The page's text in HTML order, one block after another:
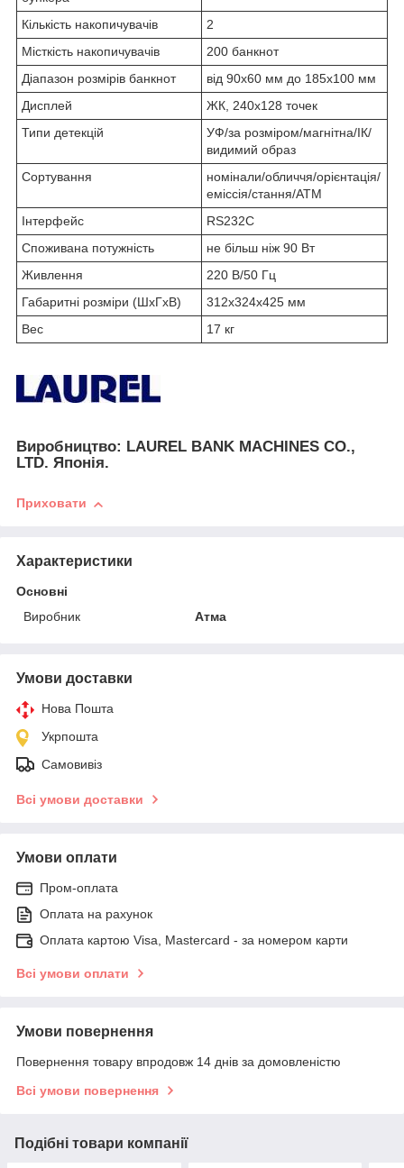
Кількість накопичувачів
2
Місткість накопичувачів
200 банкнот
Діапазон розмірів банкнот
від 90x60 мм до 185x100 мм
Дисплей
ЖК, 240х128 точек
Типи детекцій
УФ/за розміром/магнітна/ІК/
видимий образ
Сортування
номінали/обличчя/орієнтація/
еміссія/стання/АТМ
Інтерфейс
RS232C
Споживана потужність
не більш ніж 90 Вт
Живлення
220 В/50 Гц
Габаритні розміри (ШxГxВ)
312x324x425 мм
Веc
17 кг
Виробництво: LAUREL BANK MACHINES CO.,
LTD. Японія.
Приховати
Характеристики
Основні
Виробник
Атма
Умови доставки
Нова Пошта
Укрпошта
Самовивіз
Всі умови доставки
Умови оплати
Пром-оплата
Оплата на рахунок
Оплата картою Visa, Mastercard - за номером карти
Всі умови оплати
Умови повернення
Повернення товару впродовж 14 днів за домовленістю
Всі умови повернення
Подібні товари компанії